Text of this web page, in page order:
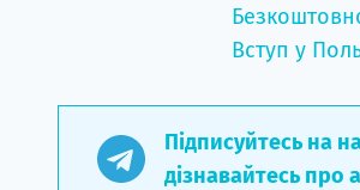
Вступ у
Підписуйтесь на
дізнавайтесь про